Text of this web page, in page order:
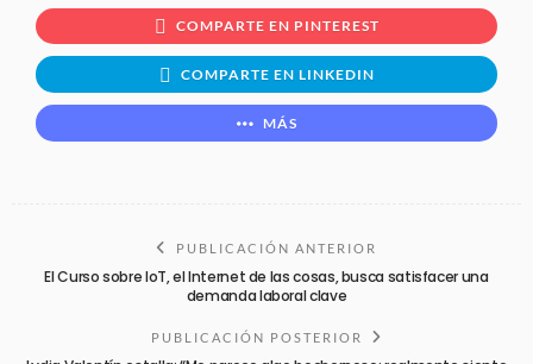
COMPARTE EN PINTEREST
COMPARTE EN LINKEDIN
MÁS
PUBLICACIÓN ANTERIOR
El Curso sobre IoT, el Internet de las cosas, busca satisfacer una
demanda laboral clave
PUBLICACIÓN POSTERIOR